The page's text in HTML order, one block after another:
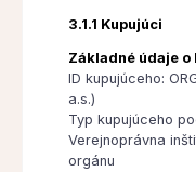
3.1.1 Kupujúci
Základné údaje o
ID kupujúceho:
a.s.)
Typ kupujúceho
Verejnoprávna
orgánu